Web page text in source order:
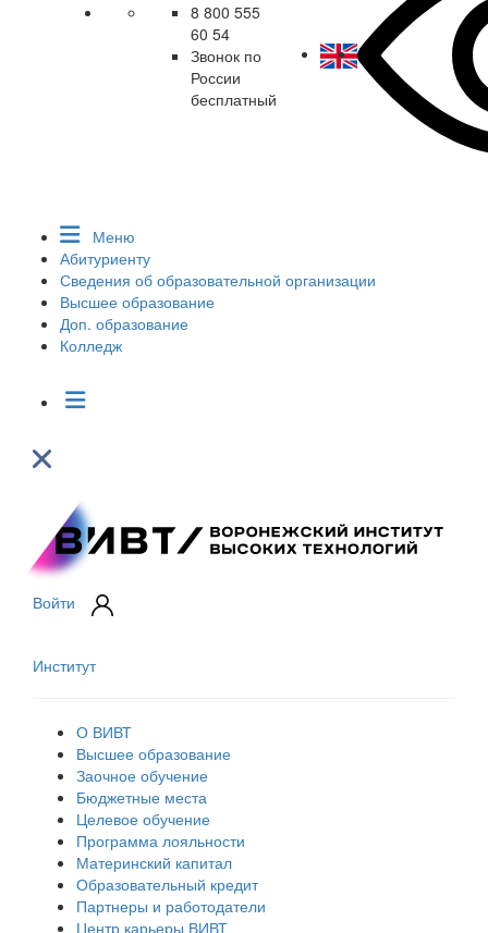
8 800 555
60 54
Звонок по
России
бесплатный
Меню
Абитуриенту
Сведения об образовательной организации
Высшее образование
Доп. образование
Колледж
Войти
Институт
О ВИВТ
Высшее образование
Заочное обучение
Бюджетные места
Целевое обучение
Программа лояльности
Материнский капитал
Образовательный кредит
Партнеры и работодатели
Центр карьеры ВИВТ